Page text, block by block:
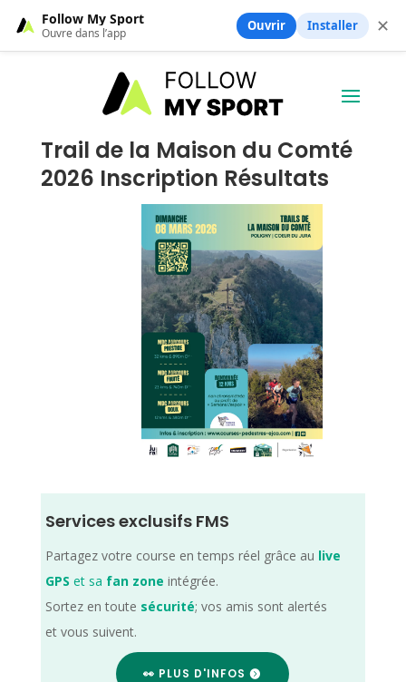
Trail de la Maison du Comté
2026 Inscription Résultats
Services exclusifs FMS
Partagez votre course en temps réel grâce au live
GPS et sa fan zone intégrée.
Sortez en toute sécurité; vos amis sont alertés
et vous suivent.
👀 PLUS D'INFOS
Follow My Sport
Ouvre dans l’app Ouvrir Installer ✕